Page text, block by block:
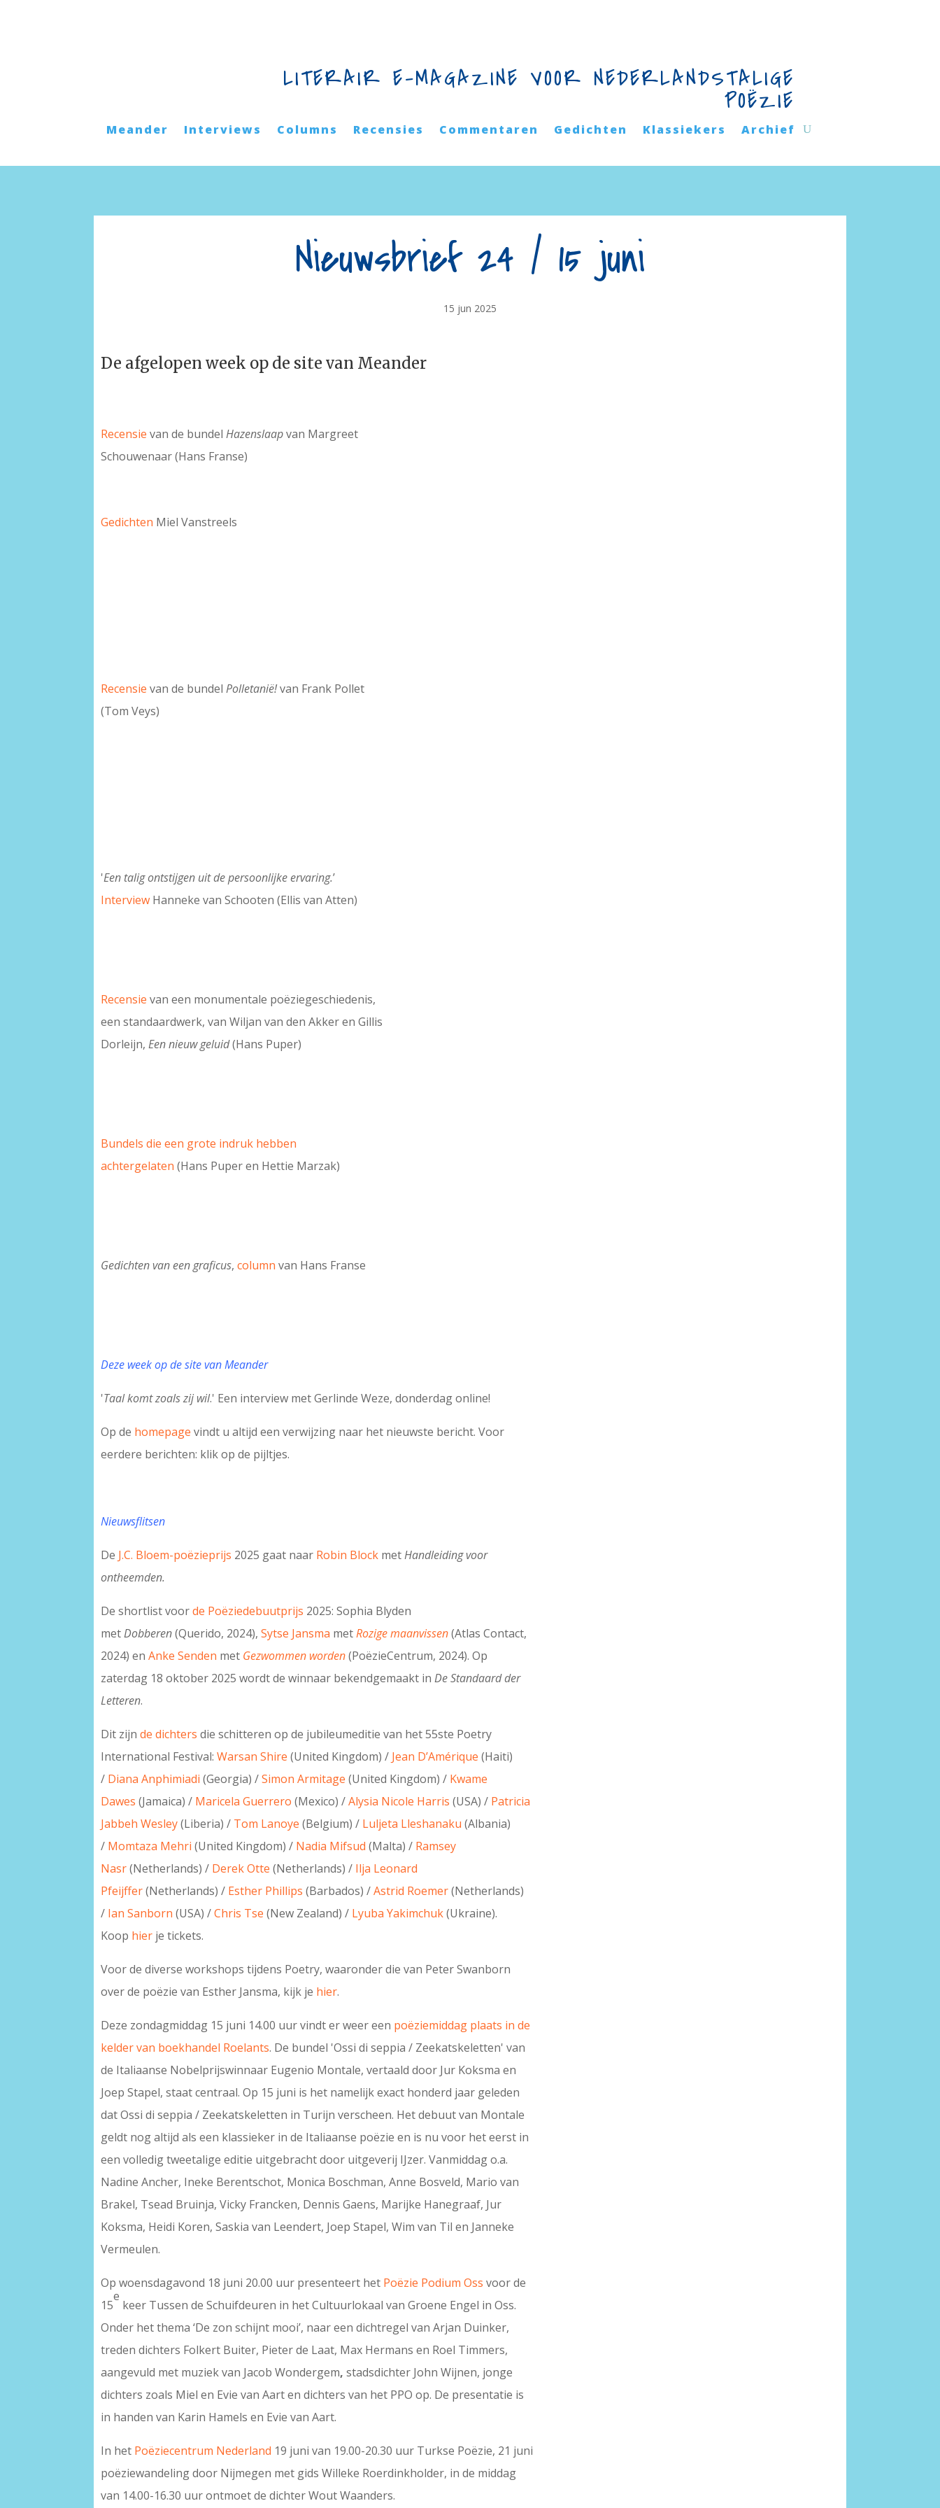
LITERAIR E-MAGAZINE VOOR NEDERLANDSTALIGE
POËZIE
Meander Interviews Columns Recensies Commentaren Gedichten Klassiekers Archief
Nieuwsbrief 24 / 15 juni
15 jun 2025
De afgelopen week op de site van Meander
Recensie van de bundelHazenslaap van Margreet
Schouwenaar (Hans Franse)
Gedichten Miel Vanstreels
Recensie van de bundelPolletanië!van Frank Pollet
(Tom Veys)
'Een talig ontstijgen uit de persoonlijke ervaring.’
Interview Hanneke van Schooten (Ellis van Atten)
Recensie van een monumentale poëziegeschiedenis,
een standaardwerk, van Wiljan van den Akker en Gillis
Dorleijn,Een nieuw geluid(Hans Puper)
Bundels die een grote indruk hebben
achtergelaten (Hans Puper en Hettie Marzak)
Gedichten van een graficus,column van Hans Franse
Deze week op de site van Meander
'Taal komt zoals zij wil.' Een interview met Gerlinde Weze, donderdag online!
Op de homepage vindt u altijd een verwijzing naar het nieuwste bericht. Voor
eerdere berichten: klik op de pijltjes.
Nieuwsflitsen
De J.C. Bloem-poëzieprijs 2025 gaat naar Robin Block metHandleiding voor
ontheemden.
De shortlist voorde Poëziedebuutprijs 2025: Sophia Blyden
metDobberen(Querido, 2024),Sytse Jansma metRozige maanvissen(Atlas Contact,
2024) enAnke Senden met Gezwommen worden(PoëzieCentrum, 2024). Op
zaterdag 18 oktober 2025 wordt de winnaar bekendgemaakt inDe Standaard der
Letteren.
Dit zijnde dichters die schitteren op de jubileumeditie van het 55ste Poetry
International Festival:Warsan Shire (United Kingdom) / Jean D’Amérique (Haiti)
/ Diana Anphimiadi (Georgia) /Simon Armitage (United Kingdom) / Kwame
Dawes (Jamaica) / Maricela Guerrero (Mexico) /Alysia Nicole Harris (USA) / Patricia
Jabbeh Wesley(Liberia) / Tom Lanoye (Belgium) / Luljeta Lleshanaku (Albania)
/ Momtaza Mehri (United Kingdom) / Nadia Mifsud (Malta) / Ramsey
Nasr(Netherlands) / Derek Otte (Netherlands) / Ilja Leonard
Pfeijffer(Netherlands) / Esther Phillips (Barbados) /Astrid Roemer(Netherlands)
/ Ian Sanborn (USA) /Chris Tse (New Zealand) / Lyuba Yakimchuk(Ukraine).
Koop hier je tickets.
Voor de diverse workshops tijdens Poetry, waaronder die van Peter Swanborn
over de poëzie van Esther Jansma, kijk je hier.
Deze zondagmiddag 15 juni 14.00 uur vindt er weer een poëziemiddag plaats in de
kelder van boekhandel Roelants. De bundel 'Ossi di seppia / Zeekatskeletten' van
de Italiaanse Nobelprijswinnaar Eugenio Montale, vertaald door Jur Koksma en
Joep Stapel, staat centraal. Op 15 juni is het namelijk exact honderd jaar geleden
dat Ossi di seppia / Zeekatskeletten in Turijn verscheen. Het debuut van Montale
geldt nog altijd als een klassieker in de Italiaanse poëzie en is nu voor het eerst in
een volledig tweetalige editie uitgebracht door uitgeverij IJzer. Vanmiddag o.a.
Nadine Ancher, Ineke Berentschot, Monica Boschman, Anne Bosveld, Mario van
Brakel, Tsead Bruinja, Vicky Francken, Dennis Gaens, Marijke Hanegraaf, Jur
Koksma, Heidi Koren, Saskia van Leendert, Joep Stapel, Wim van Til en Janneke
Vermeulen.
Op woensdagavond 18 juni 20.00 uur presenteert het Poëzie Podium Oss voor de
15
e
keer Tussen de Schuifdeuren in het Cultuurlokaal van Groene Engel in Oss.
Onder het thema ‘De zon schijnt mooi’, naar een dichtregel van Arjan Duinker,
treden dichters Folkert Buiter, Pieter de Laat, Max Hermans en Roel Timmers,
aangevuld met muziek van Jacob Wondergem,stadsdichter John Wijnen, jonge
dichters zoals Miel en Evie van Aart en dichters van het PPO op. De presentatie is
in handen van Karin Hamels en Evie van Aart.
In het Poëziecentrum Nederland 19 juni van 19.00-20.30 uur Turkse Poëzie, 21 juni
poëziewandeling door Nijmegen met gids Willeke Roerdinkholder, in de middag
van 14.00-16.30 uur ontmoet de dichter Wout Waanders.